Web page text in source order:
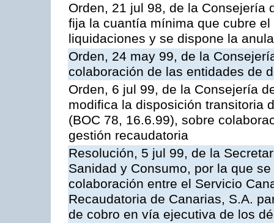
Orden, 21 jul 98, de la Consejería
fija la cuantía mínima que cubre
liquidaciones y se dispone la
Orden, 24 may 99, de la
colaboración de las entidades de
Orden, 6 jul 99, de la Consejería
modifica la disposición transitoria
(BOC 78, 16.6.99), sobre
gestión recaudatoria
Resolución, 5 jul 99, de la
Sanidad y Consumo, por la que
colaboración entre el Servicio
Recaudatoria de Canarias, S.A.
de cobro en vía ejecutiva de los